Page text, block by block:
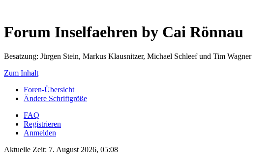
Forum Inselfaehren by Cai Rönnau
Besatzung: Jürgen Stein, Markus Klausnitzer, Michael Schleef und Tim Wagner
Zum Inhalt
Foren-Übersicht
Ändere Schriftgröße
FAQ
Registrieren
Anmelden
Aktuelle Zeit: 7. August 2026, 05:08